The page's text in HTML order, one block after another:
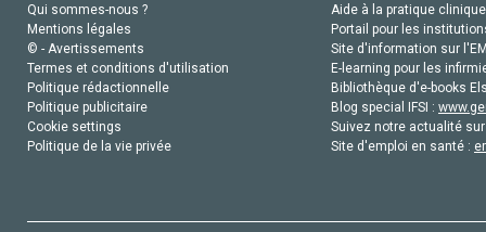
Qui sommes-nous ?
Mentions légales
© - Avertissements
Termes et conditions d'utilisation
Politique rédactionnelle
Politique publicitaire
Cookie settings
Politique de la vie privée
Aide à la pratique
Portail pour les
Site d'information sur
E-learning pour les
Bibliothèque d'e-books
Blog special IFSI :
Suivez notre actualité
Site d'emploi en santé :